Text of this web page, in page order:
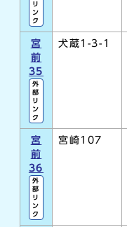
リ
ン
ク
宮
前
35
外
部
リ
ン
ク
犬蔵1-3-1
宮
前
36
外
部
リ
ン
ク
宮崎107